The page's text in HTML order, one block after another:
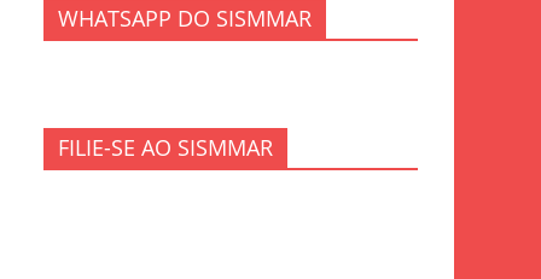
WHATSAPP DO SISMMAR
FILIE-SE AO SISMMAR